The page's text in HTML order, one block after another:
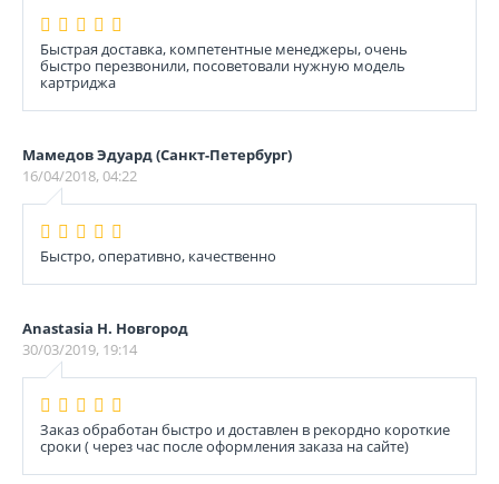
Быстрая доставка, компетентные менеджеры, очень
быстро перезвонили, посоветовали нужную модель
картриджа
Мамедов Эдуард (Санкт-Петербург)
16/04/2018, 04:22
Быстро, оперативно, качественно
Anastasia Н. Новгород
30/03/2019, 19:14
Заказ обработан быстро и доставлен в рекордно короткие
сроки ( через час после оформления заказа на сайте)